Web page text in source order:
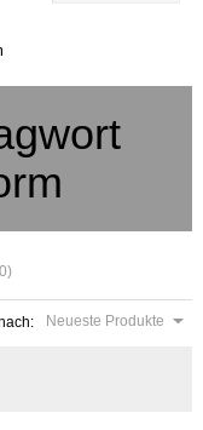
Neueste Produkte